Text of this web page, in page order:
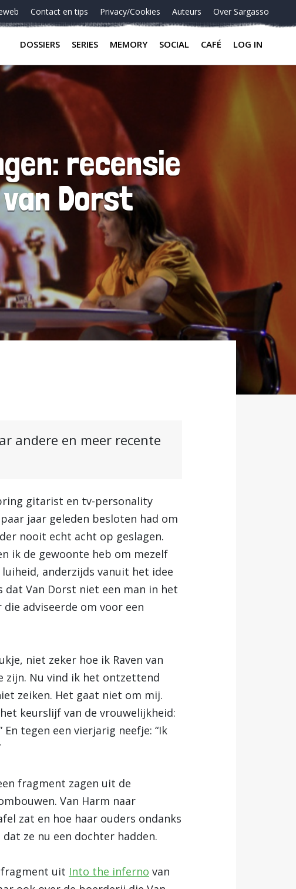
Contact en tips Privacy/Cookies Auteurs Over Sargasso
DOSSIERS SERIES MEMORY SOCIAL CAFÉ LOG IN
recensie
Dorst
andere en meer recente
gitarist en tv-personality
jaar geleden besloten had om
nooit echt acht op geslagen.
ik de gewoonte heb om mezelf
anderzijds vanuit het idee
Van Dorst niet een man in het
adviseerde om voor een
niet zeker hoe ik Raven van
zijn. Nu vind ik het ontzettend
zeiken. Het gaat niet om mij.
keurslijf van de vrouwelijkheid:
tegen een vierjarig neefje: “Ik
fragment zagen uit de
Van Harm naar
zat en hoe haar ouders ondanks
ze nu een dochter hadden.
fragment uit Into the inferno van